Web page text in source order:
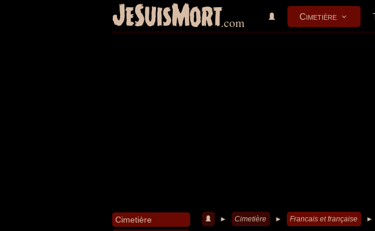
JeSuisMort.com Cimetière
Cimetière
► Cimetière ► Francais et française ►